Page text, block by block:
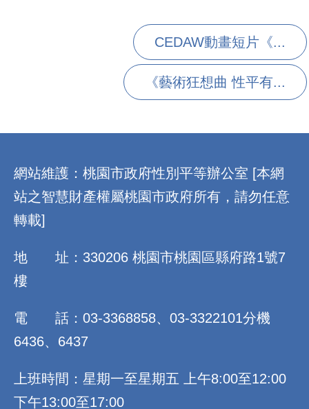
CEDAW動畫短片《...
《藝術狂想曲 性平有...
網站維護：桃園市政府性別平等辦公室 [本網
站之智慧財產權屬桃園市政府所有，請勿任意
轉載]
地 址：330206 桃園市桃園區縣府路1號7
樓
電 話：03-3368858、03-3322101分機
6436、6437
上班時間：星期一至星期五 上午8:00至12:00
下午13:00至17:00